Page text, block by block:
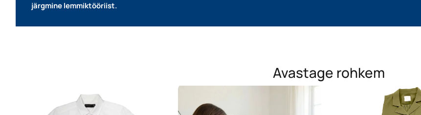
järgmine lemmiktööriist.
Avastage rohkem